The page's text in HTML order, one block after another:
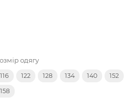
одягу
116 122 128 134 140 152
158